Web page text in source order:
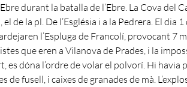
durant la batalla de l’Ebre. La Cova del
de la pl. De l’Església i a la Pedrera. El dia
l’Espluga de Francolí, provocant 7
que eren a Vilanova de Prades, i la
es dóna l’ordre de volar el polvorí. Hi havia
de fusell, i caixes de granades de mà.